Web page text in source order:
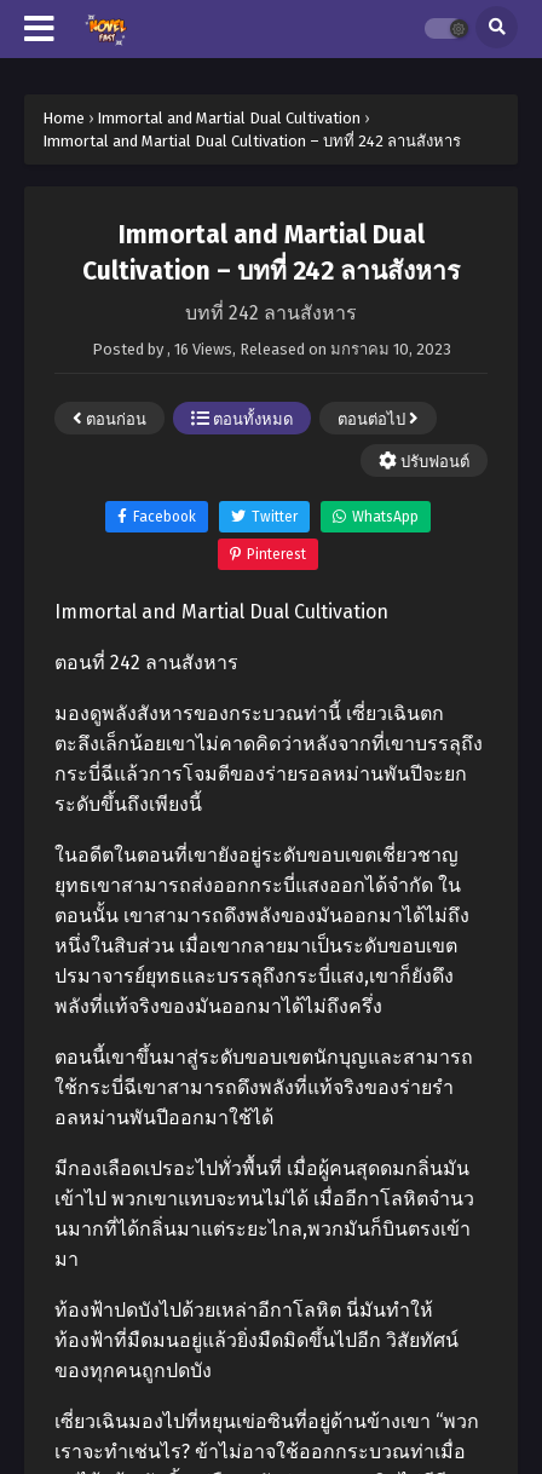
Home › Immortal and Martial Dual Cultivation ›
Immortal and Martial Dual Cultivation – บทที่ 242 ลานสังหาร
Immortal and Martial Dual
Cultivation – บทที่ 242 ลานสังหาร
บทที่ 242 ลานสังหาร
Posted by , 16 Views, Released on มกราคม 10, 2023
ตอนก่อน ตอนทั้งหมด ตอนต่อไป
ปรับฟอนต์
Facebook Twitter WhatsApp
Pinterest
Immortal and Martial Dual Cultivation
ตอนที่ 242 ลานสังหาร
มองดูพลังสังหารของกระบวณท่านี้ เซี่ยวเฉินตก
ตะลึงเล็กน้อยเขาไม่คาดคิดว่าหลังจากที่เขาบรรลุถึง
กระบี่ฉีแล้วการโจมตีของร่ายรอลหม่านพันปีจะยก
ระดับขึ้นถึงเพียงนี้
ในอดีตในตอนที่เขายังอยู่ระดับขอบเขตเชี่ยวชาญ
ยุทธเขาสามารถส่งออกกระบี่แสงออกได้จํากัด ใน
ตอนนั้น เขาสามารถดึงพลังของมันออกมาได้ไม่ถึง
หนึ่งในสิบส่วน เมื่อเขากลายมาเป็นระดับขอบเขต
ปรมาจารย์ยุทธและบรรลุถึงกระบี่แสง,เขาก็ยังดึง
พลังที่แท้จริงของมันออกมาได้ไม่ถึงครึ่ง
ตอนนี้เขาขึ้นมาสู่ระดับขอบเขตนักบุญและสามารถ
ใช้กระบี่ฉีเขาสามารถดึงพลังที่แท้จริงของร่ายรํา
อลหม่านพันปีออกมาใช้ได้
มีกองเลือดเปรอะไปทั่วพื้นที่ เมื่อผู้คนสุดดมกลิ่นมัน
เข้าไป พวกเขาแทบจะทนไม่ได้ เมื่ออีกาโลหิตจํานว
นมากที่ได้กลิ่นมาแต่ระยะไกล,พวกมันก็บินตรงเข้า
มา
ท้องฟ้าปดบังไปด้วยเหล่าอีกาโลหิต นี่มันทําให้
ท้องฟ้าที่มืดมนอยู่แล้วยิ่งมืดมิดขึ้นไปอีก วิสัยทัศน์
ของทุกคนถูกปดบัง
เซี่ยวเฉินมองไปที่หยุนเข่อซินที่อยู่ด้านข้างเขา “พวก
เราจะทําเช่นไร? ข้าไม่อาจใช้ออกกระบวณท่าเมื่อ